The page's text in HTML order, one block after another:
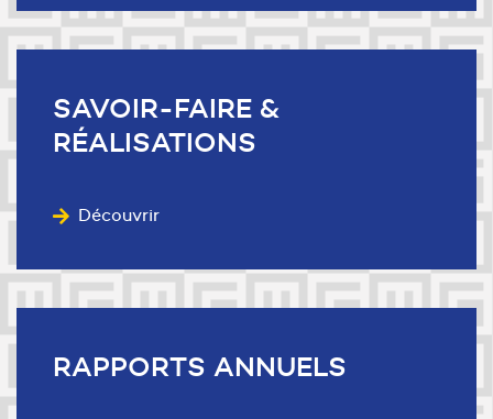
SAVOIR-FAIRE &
RÉALISATIONS
Découvrir
RAPPORTS ANNUELS